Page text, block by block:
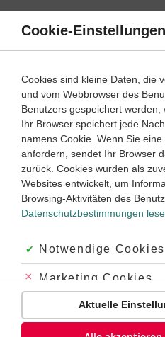
Direkt
Inhalt
Wie verwendet man
Wie unterscheidet man die
Wann benutzt man die
Wie ist die Stellung
Pronomen |
Pronomen sindFürwörter,also
ersetzen sie Substantive. Es
übernehmen – genau wie die
Welchefranzösischen
welches Pronomen
Übersichtsseite zu den
Cookie-Einstellungen
Cookies sind kleine Daten, die
und vom Webbrowser des
Benutzers gespeichert werden,
Ihr Browser speichert jede
namens Cookie. Wenn Sie
anfordern, sendet Ihr Browser
zurück. Cookies wurden als
Websites entwickelt, um
Browsing-Aktivitäten des
Datenschutzbestimmungen
Akzeptiert:
Notwendige Cookies
Abgelehnt:
Marketing Cookies
Abgelehnt:
Personalisierungs-
Aktuelle